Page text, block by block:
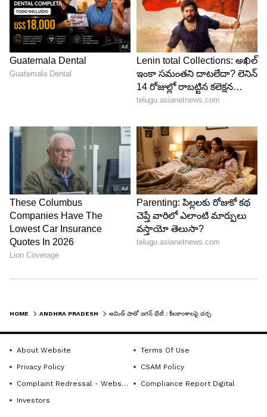
HOME ANDHRA PRADESH అమిత్ షాతో జగన్ భేటీ : కీలకాంశాలపై చర్చ
About Website
Terms Of Use
Privacy Policy
CSAM Policy
Complaint Redressal - Website
Compliance Report Digital
Investors